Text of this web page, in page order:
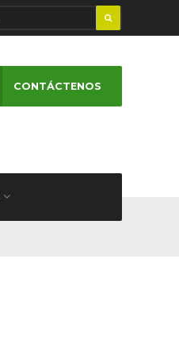
CONTÁCTENOS